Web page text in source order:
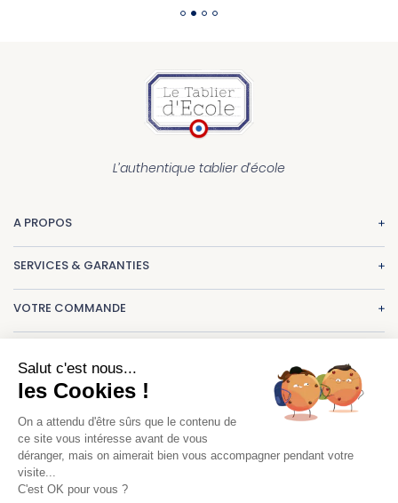
L’authentique tablier d’école
A PROPOS
CGV
Mentions légales
SERVICES & GARANTIES
Suivi de commande
VOTRE COMMANDE
Une question ? Consultez nosFAQ
contact@letablierdecole.com
01.47.77.66.00
du lundi au vendredi.
9h-13h 14h-17h.
Nous sommes à votre écoute :
Maylis Boussac :mboussac@letablierdecole.com
8 rue du colonel de Rochebrune Rueil-Malmaison
Salut c'est nous...
les Cookies !
On a attendu d'être sûrs que le contenu de
ce site vous intéresse avant de vous
déranger, mais on aimerait bien vous accompagner pendant votre
visite...
C'est OK pour vous ?